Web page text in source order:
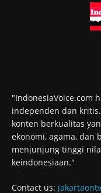
"IndonesiaVoice.com
independen dan
konten berkualitas
ekonomi, agama, dan
menjunjung tinggi
keindonesiaan."
Contact us: